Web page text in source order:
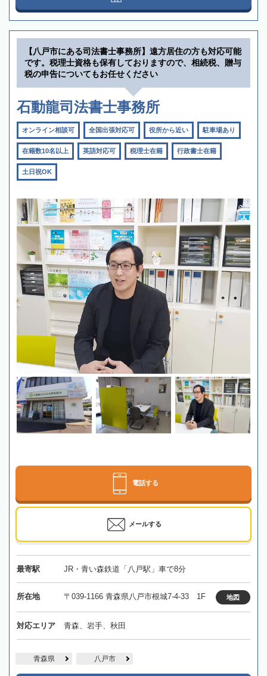
【八戸市にある司法書士事務所】遠方居住の方も対応可能
です。税理士資格も保有しておりますので、相続税、贈与
税の申告についてもお任せください
石動龍司法書士事務所
オンライン相談可 全国出張対応可 役所から近い 駐車場あり
在籍数10名以上 英語対応可 税理士在籍 行政書士在籍
土日祝OK
電話する
メールする
最寄駅 JR・青い森鉄道「八戸駅」車で8分
所在地 〒039-1166 青森県八戸市根城7-4-33 1F 地図
対応エリア 青森、岩手、秋田
青森県 八戸市